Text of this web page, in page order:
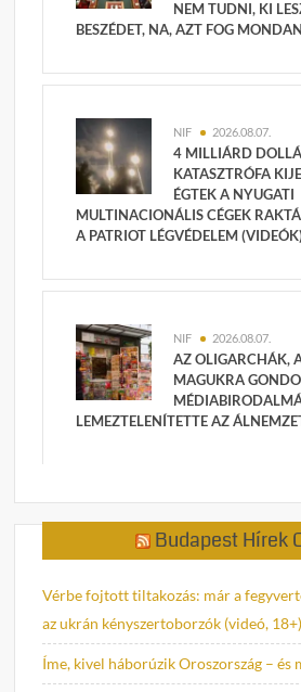
NEM TUDNI, KI
BESZÉDET, NA, AZT FOG
NIF 2026.08.07.
4 MILLIÁRD
KATASZTRÓFA
ÉGTEK A NYUGATI
MULTINACIONÁLIS CÉGEK
A PATRIOT LÉGVÉDELEM
NIF 2026.08.07.
AZ OLIGARCHÁK,
MAGUKRA
LEMEZTELENÍTETTE AZ
Budapest Hírek
Vérbe fojtott tiltakozás: már a
az ukrán kényszertoborzók (videó, 18+)
Íme, kivel háborúzik Oroszország – és